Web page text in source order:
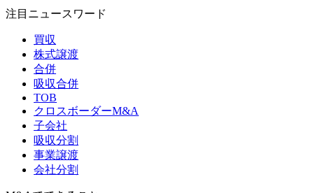
注目ニュースワード
買収
株式譲渡
合併
吸収合併
TOB
クロスボーダーM&A
子会社
吸収分割
事業譲渡
会社分割